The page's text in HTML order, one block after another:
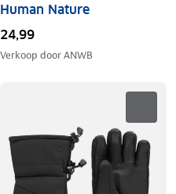
Human Nature
24,99
Verkoop doorANWB